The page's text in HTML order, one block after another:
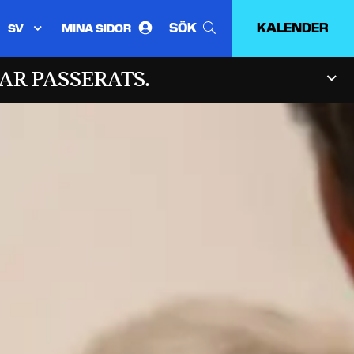
Välj
MINA SIDOR SÖK KALENDER
PASSERATS.